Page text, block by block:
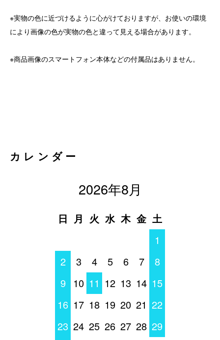
※実物の色に近づけるように心がけておりますが、お使いの環境
により画像の色が実物の色と違って見える場合があります。
※商品画像のスマートフォン本体などの付属品はありません。
カレンダー
2026年8月
日 月 火 水 木 金 土
1
2
3 4 5 6 7
8
9
10 11 12 13 14 15
16 17 18 19 20 21 22
23 24 25 26 27 28 29